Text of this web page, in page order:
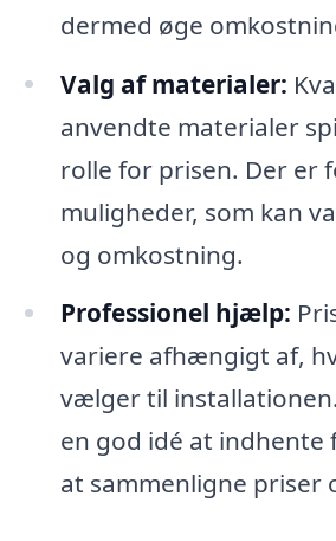
dermed øge
Valg af materialer:
anvendte materialer
rolle for prisen. Der er
muligheder, som kan
og omkostning.
Professionel hjælp:
variere afhængigt af,
vælger til
en god idé at
at sammenligne priser